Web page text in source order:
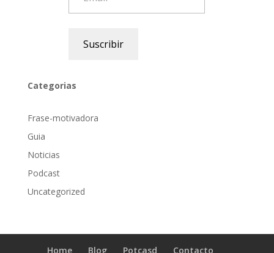
Suscribir
Categorias
Frase-motivadora
Guia
Noticias
Podcast
Uncategorized
Home Blog Potcasd Contacto